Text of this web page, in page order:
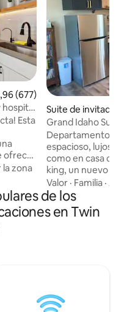
promedio: 4,96 de
(677)
hospital
Esta
ofrece
para
y
zona
Suite de invitados
da independiente
alls
Grand Idaho Suite
Departamento
espacioso, lujoso
como en casa
king, un nuevo
espuma
extraíble de
con una cocina
platos, pequeños
templo. Ducha
para incluir
Valor · Familia ·
de los
en Twin